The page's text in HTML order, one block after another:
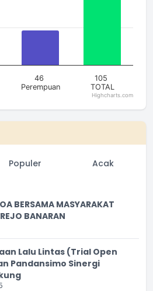
46
Perempuan
105
TOTAL
Highcharts.com
Populer Acak
BERSAMA MASYARAKAT
BANARAN
Lalu Lintas (Trial Open
Pandansimo Sinergi